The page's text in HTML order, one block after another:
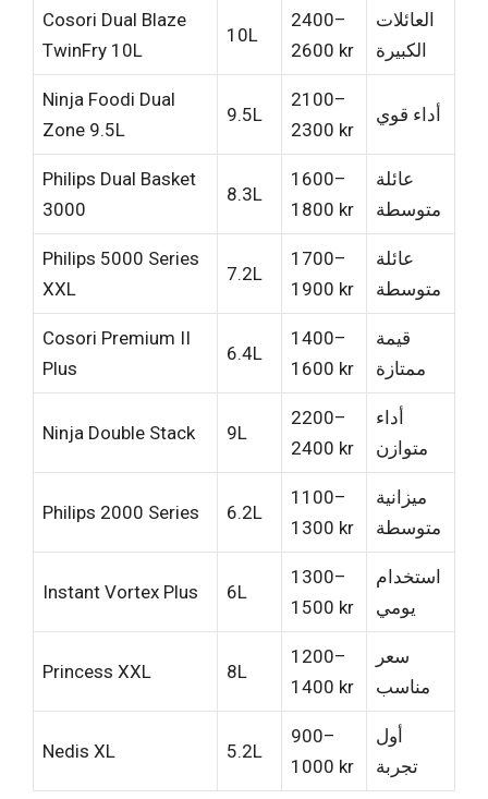
Cosori Dual Blaze
TwinFry 10L
10L
2400–
2600 kr
العائلات
الكبيرة
Ninja Foodi Dual
Zone 9.5L
9.5L
2100–
2300 kr
أداء قوي
Philips Dual Basket
3000
8.3L
1600–
1800 kr
عائلة
متوسطة
Philips 5000 Series
XXL
7.2L
1700–
1900 kr
عائلة
متوسطة
Cosori Premium II
Plus
6.4L
1400–
1600 kr
قيمة
ممتازة
Ninja Double Stack 9L
2200–
2400 kr
أداء
متوازن
Philips 2000 Series 6.2L
1100–
1300 kr
ميزانية
متوسطة
Instant Vortex Plus 6L
1300–
1500 kr
استخدام
يومي
Princess XXL 8L
1200–
1400 kr
سعر
مناسب
Nedis XL 5.2L
900–
1000 kr
أول
تجربة